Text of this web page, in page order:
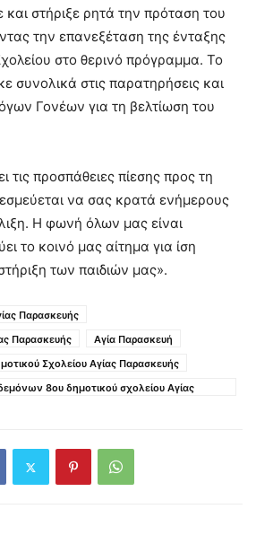
στήριξε ρητά την πρόταση του
την επανεξέταση της ένταξης
στο θερινό πρόγραμμα. Το
συνολικά στις παρατηρήσεις και
Γονέων για τη βελτίωση του
τις προσπάθειες πίεσης προς τη
να σας κρατά ενήμερους
Η φωνή όλων μας είναι
το κοινό μας αίτημα για ίση
των παιδιών μας».
Παρασκευής
Παρασκευής
Αγία Παρασκευή
Σχολείου Αγίας Παρασκευής
8ου δημοτικού σχολείου Αγίας